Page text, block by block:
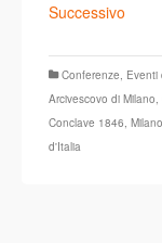
Successivo
Conferenze, Eventi
Arcivescovo di Milano,
Conclave 1846, Milano
d'Italia